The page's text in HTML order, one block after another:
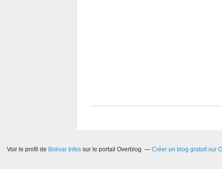
Voir le profil de Bolivar Infossur le portail Overblog Créer un blog gratuit sur